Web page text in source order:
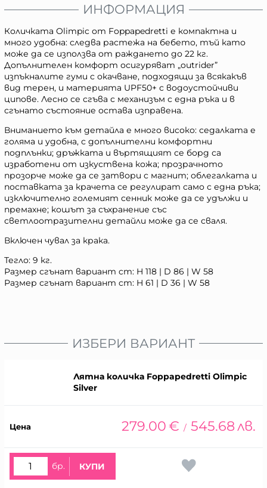
ИНФОРМАЦИЯ
Количката Olimpic от Foppapedretti е компактна и
много удобна: следва растежа на бебето, тъй като
може да се използва от раждането до 22 кг.
Допълнителен комфорт осигуряват „outrider”
изпъкналите гуми с окачване, подходящи за всякакъв
вид терен, и материята UPF50+ с водоустойчиви
ципове. Лесно се сгъва с механизъм с една ръка и в
сгънато състояние остава изправена.
Вниманието към детайла е много високо: седалката е
голяма и удобна, с допълнителни комфортни
подплънки; дръжката и въртящият се борд са
изработени от изкуствена кожа; прозрачното
прозорче може да се затвори с магнит; облегалката и
поставката за крачета се регулират само с една ръка;
изключително големият сенник може да се удължи и
премахне; кошът за съхранение със
светлоотразителни детайли може да се сваля.
Включен чувал за крака.
Тегло: 9 кг.
Размер сгънат вариант cm: H 118 | D 86 | W 58
Размер сгънат вариант cm: H 61 | D 36 | W 58
ИЗБЕРИ ВАРИАНТ
Лятна количка Foppapedretti Olimpic
Silver
279.00€ / 545.68лв.
бр. КУПИ